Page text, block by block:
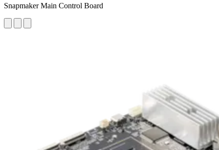
Snapmaker Main Control Board